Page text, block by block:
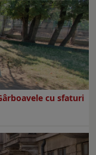
cu sfaturi